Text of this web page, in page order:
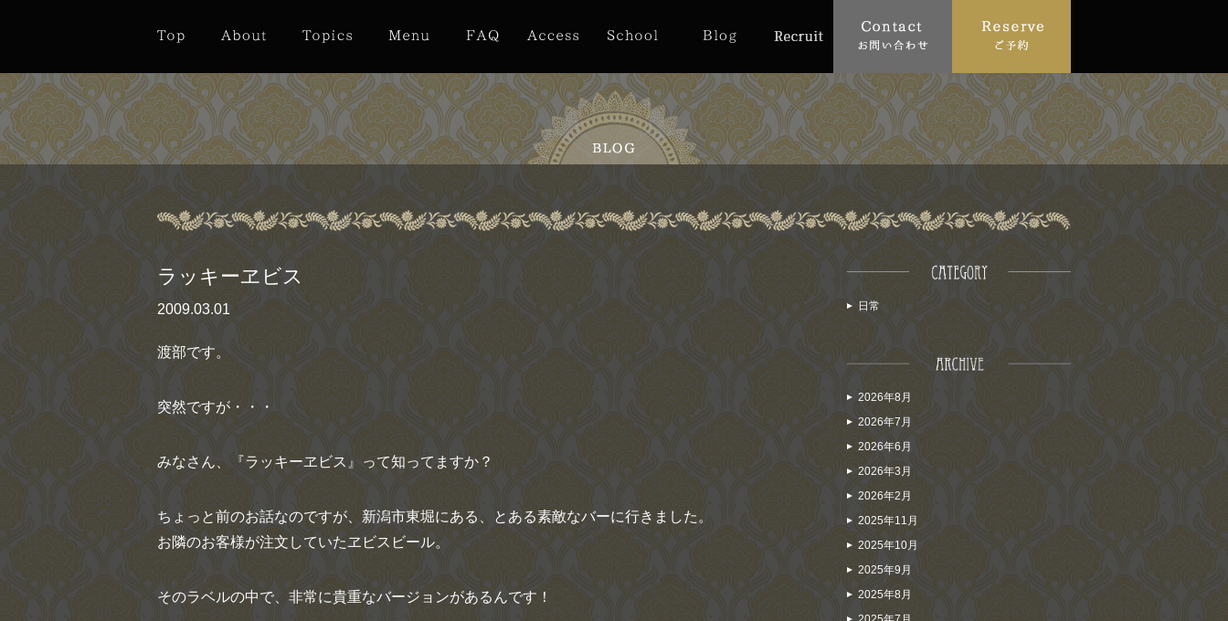
ラッキーヱビス
2009.03.01
渡部です。
突然ですが・・・
みなさん、『ラッキーヱビス』って知ってますか？
ちょっと前のお話なのですが、新潟市東堀にある、とある素敵なバーに行きました。
お隣のお客様が注文していたヱビスビール。
そのラベルの中で、非常に貴重なバージョンがあるんです！
日常
2026年8月
2026年7月
2026年6月
2026年3月
2026年2月
2025年11月
2025年10月
2025年9月
2025年8月